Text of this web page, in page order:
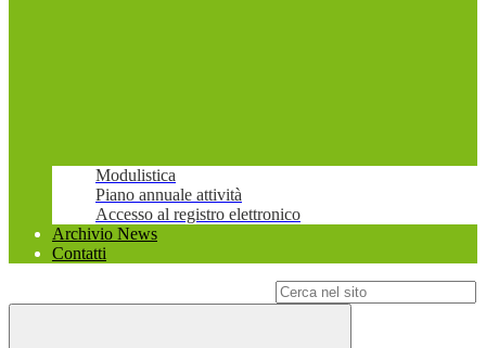
Modulistica
Piano annuale attività
Accesso al registro elettronico
Archivio News
Contatti